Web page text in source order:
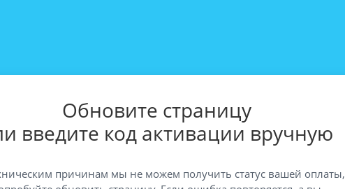
Обновите страницу
введите код активации вручную
причинам мы не можем получить статус вашей оплаты,